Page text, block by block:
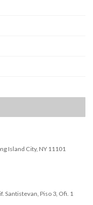
Island City, NY 11101
Santistevan, Piso 3, Ofi. 1